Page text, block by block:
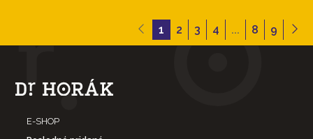
1 2 3 4 ... 8 9
E-SHOP